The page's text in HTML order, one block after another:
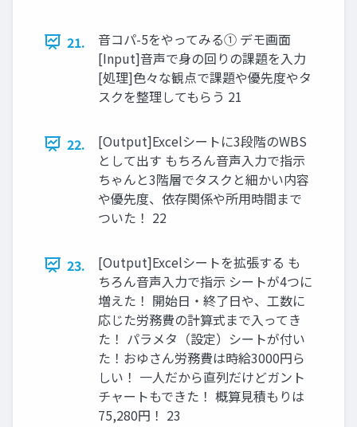
21.
音コパ-5をやってみる① デモ画面
[Input]音声で身の回りの課題を入力
[処理]色々な観点で課題や優先度やタ
スクを整理してもらう 21
22.
[Output]Excelシートに3段階のWBS
として出す もちろん音声入力で指示
ちゃんと3階層でタスクと細かい内容
や優先度、依存関係や所用時間まで
ついた！ 22
23.
[Output]Excelシートを拡張する も
ちろん音声入力で指示 シートが4つに
増えた！ 開始日・終了日や、工数に
応じた労務費の計算式まで入ってき
た！ パラメタ（設定）シートが付い
た！おゆさん労務費は時給3000円ら
しい！ 一人だから直列だけどガント
チャートもできた！ 概算見積もりは
75,280円！ 23